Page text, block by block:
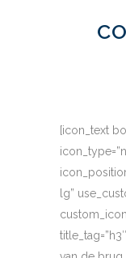
[icon_text
lg”